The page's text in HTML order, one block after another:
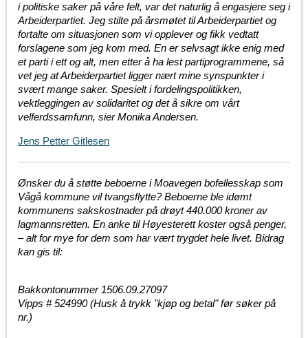
i politiske saker på våre felt, var det naturlig å engasjere seg i
Arbeiderpartiet. Jeg stilte på årsmøtet til Arbeiderpartiet og
fortalte om situasjonen som vi opplever og fikk vedtatt
forslagene som jeg kom med. En er selvsagt ikke enig med
et parti i ett og alt, men etter å ha lest partiprogrammene, så
vet jeg at Arbeiderpartiet ligger nært mine synspunkter i
svært mange saker. Spesielt i fordelingspolitikken,
vektleggingen av solidaritet og det å sikre om vårt
velferdssamfunn, sier Monika Andersen.
Jens Petter Gitlesen
Ønsker du å støtte beboerne i Moavegen bofellesskap som
Vågå kommune vil tvangsflytte? Beboerne ble idømt
kommunens sakskostnader på drøyt 440.000 kroner av
lagmannsretten. En anke til Høyesterett koster også penger,
– alt for mye for dem som har vært trygdet hele livet. Bidrag
kan gis til:
Bakkontonummer 1506.09.27097
Vipps # 524990(Husk å trykk "kjøp og betal" før søker på
nr.)